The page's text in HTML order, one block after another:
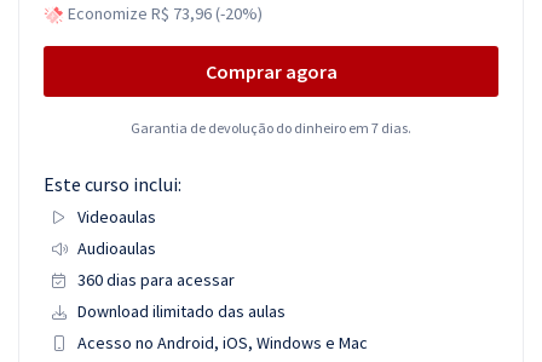
Economize R$ 73,96 (-20%)
Comprar agora
Garantia de devolução do dinheiro em 7 dias.
Este curso inclui:
Videoaulas
Audioaulas
360 dias para acessar
Download ilimitado das aulas
Acesso no Android, iOS, Windows e Mac